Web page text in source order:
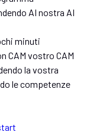
AI nostra AI
minuti
CAM vostro CAM
la vostra
le competenze